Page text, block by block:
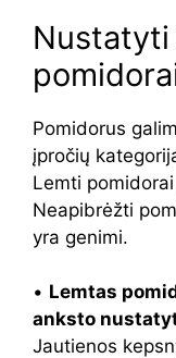
Pomidorus
įpročių
Lemti
Neapibrėžti
yra genimi.
• Lemtas
anksto
Jautienos